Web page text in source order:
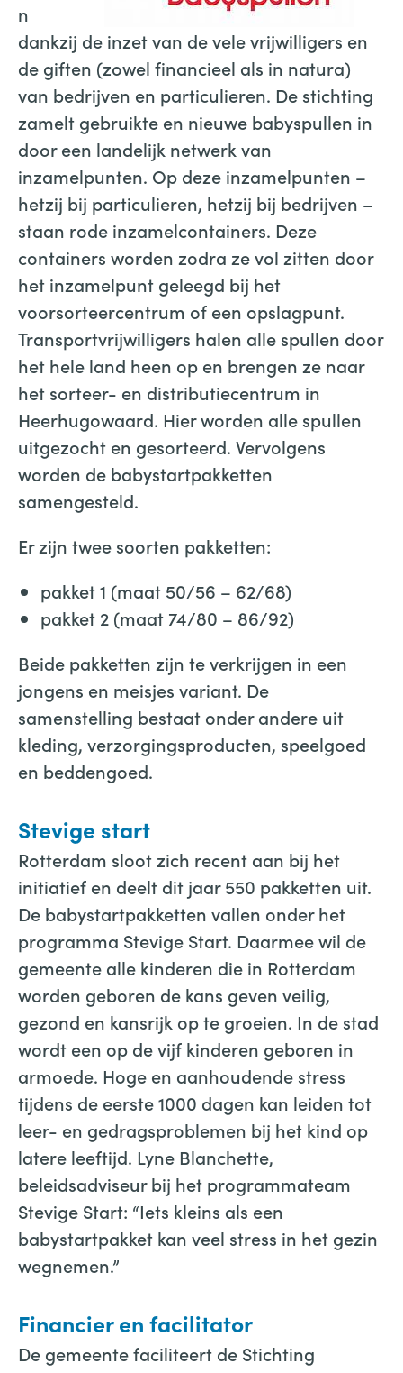
n
dankzij de inzet van de vele vrijwilligers en
de giften (zowel financieel als in natura)
van bedrijven en particulieren. De stichting
zamelt gebruikte en nieuwe babyspullen in
door een landelijk netwerk van
inzamelpunten. Op deze inzamelpunten –
hetzij bij particulieren, hetzij bij bedrijven –
staan rode inzamelcontainers. Deze
containers worden zodra ze vol zitten door
het inzamelpunt geleegd bij het
voorsorteercentrum of een opslagpunt.
Transportvrijwilligers halen alle spullen door
het hele land heen op en brengen ze naar
het sorteer- en distributiecentrum in
Heerhugowaard. Hier worden alle spullen
uitgezocht en gesorteerd. Vervolgens
worden de babystartpakketten
samengesteld.
Er zijn twee soorten pakketten:
pakket 1 (maat 50/56 – 62/68)
pakket 2 (maat 74/80 – 86/92)
Beide pakketten zijn te verkrijgen in een
jongens en meisjes variant. De
samenstelling bestaat onder andere uit
kleding, verzorgingsproducten, speelgoed
en beddengoed.
Stevige start
Rotterdam sloot zich recent aan bij het
initiatief en deelt dit jaar 550 pakketten uit.
De babystartpakketten vallen onder het
programma Stevige Start. Daarmee wil de
gemeente alle kinderen die in Rotterdam
worden geboren de kans geven veilig,
gezond en kansrijk op te groeien. In de stad
wordt een op de vijf kinderen geboren in
armoede. Hoge en aanhoudende stress
tijdens de eerste 1000 dagen kan leiden tot
leer- en gedragsproblemen bij het kind op
latere leeftijd. Lyne Blanchette,
beleidsadviseur bij het programmateam
Stevige Start: “Iets kleins als een
babystartpakket kan veel stress in het gezin
wegnemen.”
Financier en facilitator
De gemeente faciliteert de Stichting